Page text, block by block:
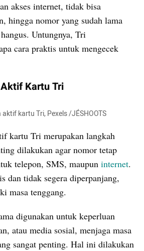
akses internet, tidak bisa
hingga nomor yang sudah lama
Untungnya, Tri
cara praktis untuk mengecek
Kartu Tri
kartu Tri, Pexels /JÉSHOOTS
kartu Tri merupakan langkah
dilakukan agar nomor tetap
telepon, SMS, maupun internet.
dan tidak segera diperpanjang,
masa tenggang.
digunakan untuk keperluan
atau media sosial, menjaga masa
sangat penting. Hal ini dilakukan